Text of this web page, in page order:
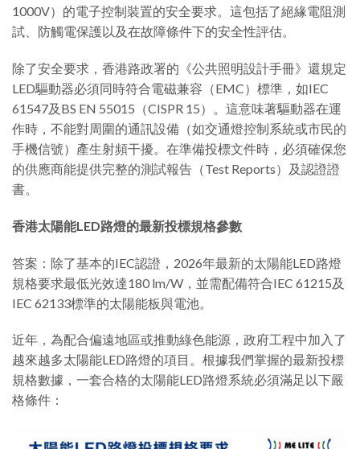
1000V）的電子控制裝置的安全要求。這包括了絕緣電阻測
試、防觸電保護以及在故障條件下的安全性評估。
除了安全要求，香港路政署的《公共照明設計手冊》還規定
LED驅動器必須同時符合電磁兼容（EMC）標準，如IEC
61547及BS EN 55015（CISPR 15）。這意味著驅動器在運
作時，不能對周圍的通訊設備（如交通燈控制系統或市民的
手機信號）產生射頻干擾。在準備投標文件時，必須確保您
的供應商能提供完整的測試報告（Test Reports）及認證證
書。
香港太陽能LED路燈的最新投標規格參數
答案：除了基本的IEC認證，2026年最新的太陽能LED路燈
規格要求最低光效達180 lm/W，並需配備符合IEC 61215及
IEC 62133標準的太陽能板與電池。
近年，為配合偏遠地區或推動綠色能源，政府工程中加入了
越來越多太陽能LED路燈的項目。根據我們掌握的最新投標
規格數據，一套合格的太陽能LED路燈系統必須滿足以下嚴
格條件：